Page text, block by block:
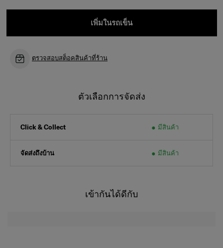
เพิ่มในรถเข็น
ตรวจสอบสต็อคสินค้าที่ร้าน
ตัวเลือกการจัดส่ง
Click & Collect มีสินค้า
จัดส่งถึงบ้าน มีสินค้า
เข้ากันได้ดีกับ